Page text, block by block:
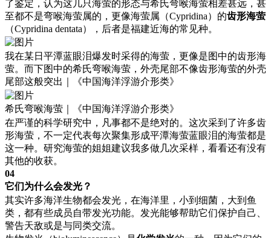
了鉴定，认为这几只海萤的形态与希氏弯喉海萤相差甚远，甚
至都不是弯喉海萤属的，更像海萤属（Cypridina）的齿形海萤
（Cypridina dentata），后者是福建近海的常见种。
我在某日平潭蓝眼泪爆发时采得的海萤，更像是图中的齿形海
萤。而下图中的希氏弯喉海萤，外壳尾部不像齿形海萤的外壳
尾部这般突出｜《中国海洋浮游介形类》
希氏弯喉海萤｜《中国海洋浮游介形类》
在严谨的科学研究中，凡事都不是绝对的。这次采到了许多齿
形海萤，不一定代表每次聚集形成平潭海萤蓝眼泪的海萤都是
这一种。研究海萤的姐姐建议我多做几次采样，看看还有没有
其他的收获。
04
它们为什么会发光？
其实许多海洋生物都会发光，在海洋里，小到细菌，大到鱼
类，都有些成员自带发光功能。发光能够帮助它们保护自己、
警告天敌或是与同类交流。